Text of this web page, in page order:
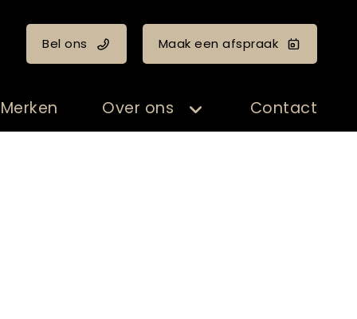
Bel ons Maak een afspraak
Merken Over ons Contact